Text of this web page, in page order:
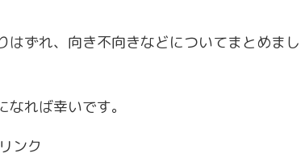
ずれ、向き不向きなどについてまとめまし
れば幸いです。
ンク